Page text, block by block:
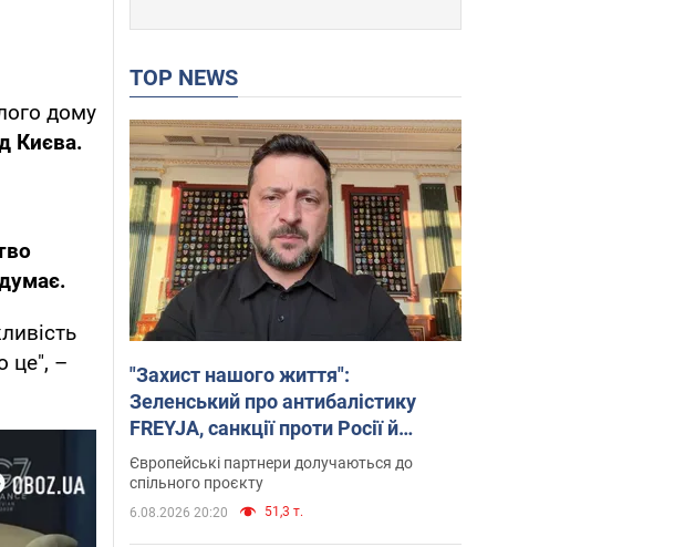
дому
Києва.
це", –
TOP NEWS
"Захист нашого життя":
Зеленський про антибалістику
FREYJA, санкції проти Росії й
підтримку аграріїв. Відео
Європейські партнери долучаються до
спільного проєкту
6.08.2026 20:20 51,3 т.